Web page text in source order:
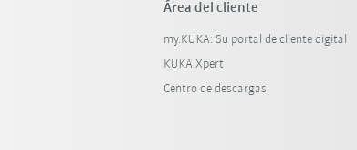
Área del cliente
my.KUKA: Su portal de cliente digital
KUKA Xpert
Centro de descargas